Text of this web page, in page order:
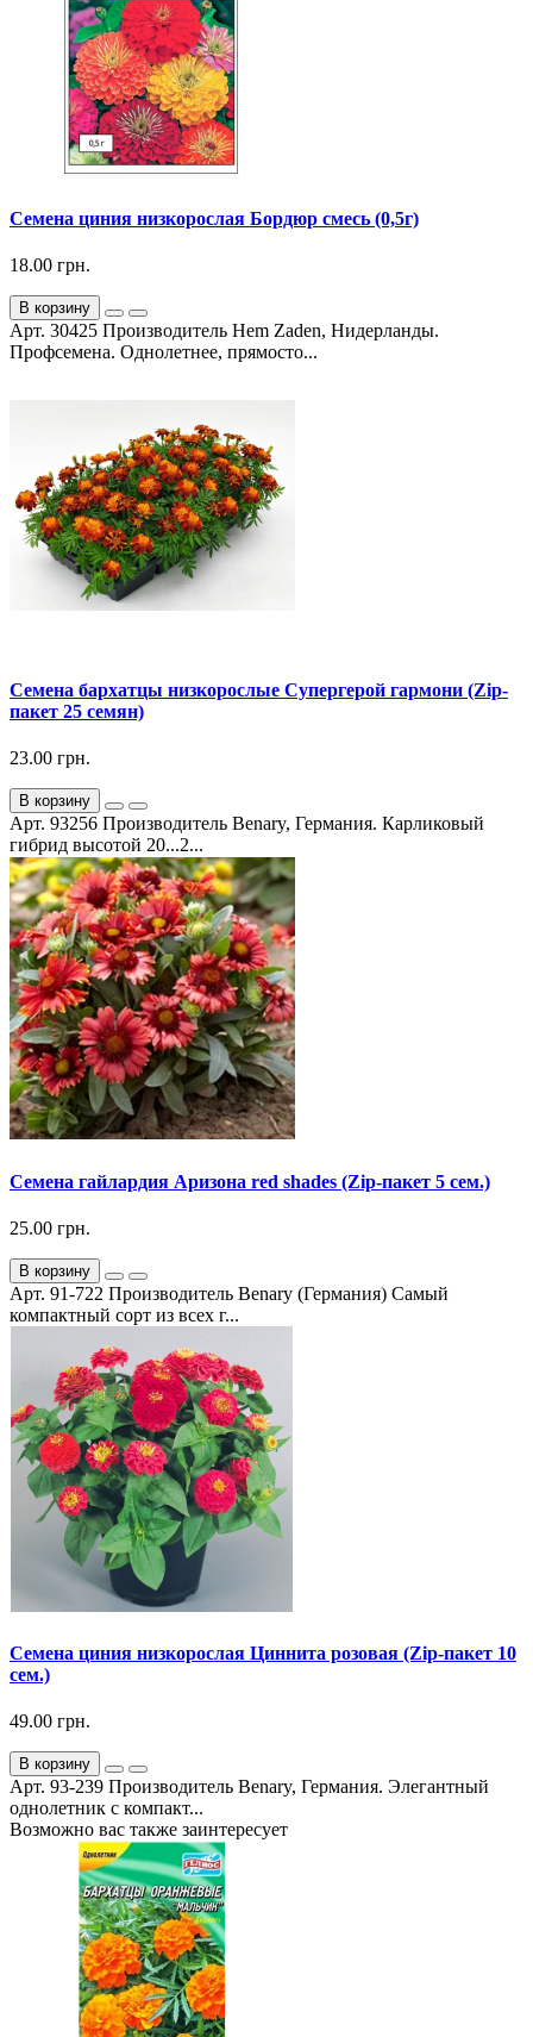
Семена циния низкорослая Бордюр смесь (0,5г)
18.00 грн.
В корзину
Арт. 30425 Производитель Hem Zaden, Нидерланды.
Профсемена. Однолетнее, прямосто...
Семена бархатцы низкорослые Супергерой гармони (Zip-
пакет 25 семян)
23.00 грн.
В корзину
Арт. 93256 Производитель Benary, Германия. Карликовый
гибрид высотой 20...2...
Семена гайлардия Аризона red shades (Zip-пакет 5 сем.)
25.00 грн.
В корзину
Арт. 91-722 Производитель Benary (Германия) Самый
компактный сорт из всех г...
Семена циния низкорослая Циннита розовая (Zip-пакет 10
сем.)
49.00 грн.
В корзину
Арт. 93-239 Производитель Benary, Германия. Элегантный
однолетник с компакт...
Возможно вас также заинтересует